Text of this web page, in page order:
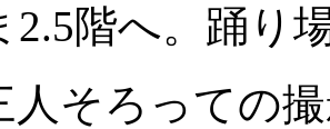
2.5階へ。踊り
人そろっての